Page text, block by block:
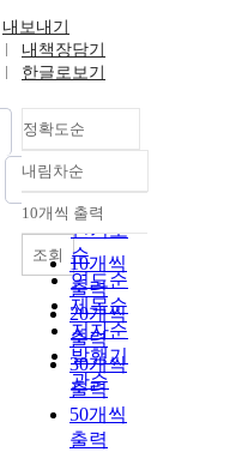
내보내기
내책장담기
한글로보기
정확도순
정확도
순
인기도
순
연도순
제목순
저자순
발행기
관순
내림차순
내림차순
10개씩 출력
10개씩
출력
20개씩
출력
30개씩
출력
50개씩
출력
조회